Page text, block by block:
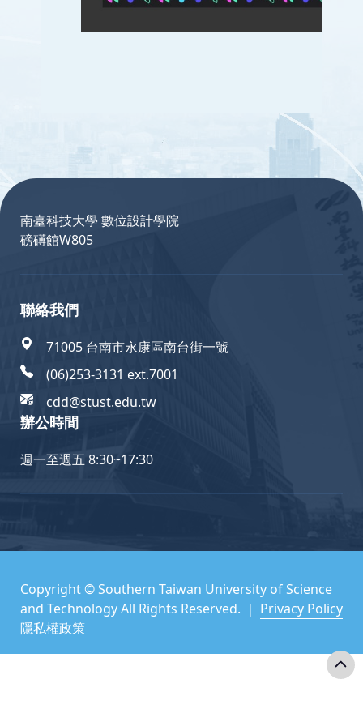
南臺科技大學 數位設計學院
磅礡館W805
聯絡我們
71005 台南市永康區南台街一號
(06)253-3131 ext.7001
cdd@stust.edu.tw
辦公時間
週一至週五 8:30~17:30
Copyright © Southern Taiwan University of Science
and Technology All Rights Reserved. ｜ Privacy Policy
隱私權政策